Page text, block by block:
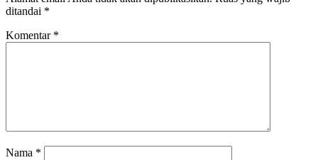
ditandai *
Komentar *
Nama *